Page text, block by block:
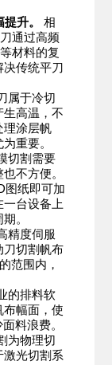
升。
相
通过高频
材料的复
决传统平刀
属于冷切
生高温，不
理涂层帆
重要。
切割需要
不方便。
图纸即可加
台设备上
。
精度伺服
刀切割帆布
范围内，
的排料软
布幅面，使
料浪费。
为物理切
激光切割系